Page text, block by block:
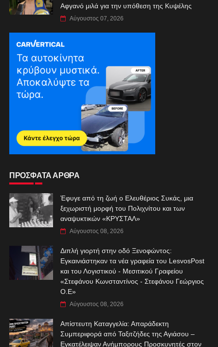
Αφγανό μιλά για την υπόθεση της Κυψέλης
Αύγουστος 07, 2026
ΠΡΟΣΦΑΤΑ ΑΡΘΡΑ
Έφυγε από τη ζωή ο Ελευθέριος Συκάς, μια
ξεχωριστή μορφή του Πολιχνίτου και των
αναψυκτικών «ΚΡΥΣΤΑΛ»
Αύγουστος 08, 2026
Διπλή γιορτή στην οδό Ξενοφώντος:
Εγκαινιάστηκαν τα νέα γραφεία του LesvosPost
και του Λογιστικού - Μεσιτικού Γραφείου
«Στεφάνου Κωνσταντίνος - Στεφάνου Γεώργιος
Ο.Ε»
Αύγουστος 08, 2026
Απίστευτη Καταγγελία: Απαράδεκτη
Συμπεριφορά από Ταξιτζήδες της Αγιάσου –
Εγκατέλειψαν Ανήμπορους Προσκυνητές στον